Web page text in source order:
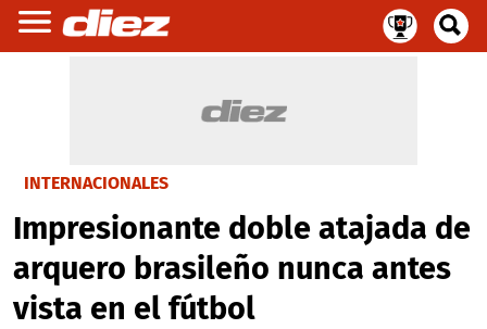
INTERNACIONALES
Impresionante doble atajada de
arquero brasileño nunca antes
vista en el fútbol